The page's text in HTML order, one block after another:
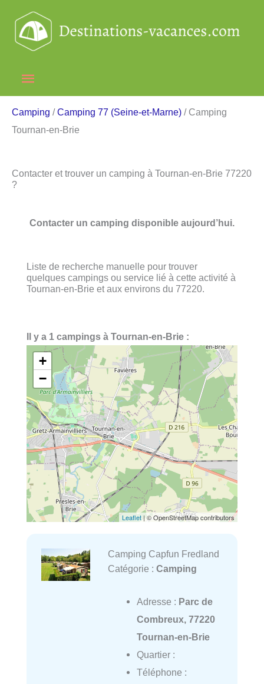
contenu
Menu
principal
Camping /Camping 77 (Seine-et-Marne) / Camping
Tournan-en-Brie
Contacter et trouver un camping à Tournan-en-Brie 77220
?
Contacter un camping disponible aujourd’hui.
Liste de recherche manuelle pour trouver
quelques campings ou service lié à cette activité à
Tournan-en-Brie et aux environs du 77220.
Il y a 1 campings à Tournan-en-Brie :
+
−
Leaflet | © OpenStreetMap contributors
Camping Capfun Fredland
Catégorie : Camping
Adresse : Parc de
Combreux, 77220
Tournan-en-Brie
Quartier :
Téléphone :